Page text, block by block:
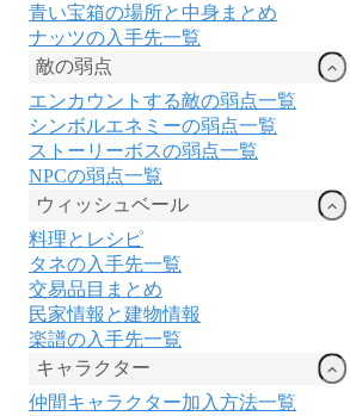
青い宝箱の場所と中身まとめ
ナッツの入手先一覧
敵の弱点
エンカウントする敵の弱点一覧
シンボルエネミーの弱点一覧
ストーリーボスの弱点一覧
NPCの弱点一覧
ウィッシュベール
料理とレシピ
タネの入手先一覧
交易品目まとめ
民家情報と建物情報
楽譜の入手先一覧
キャラクター
仲間キャラクター加入方法一覧